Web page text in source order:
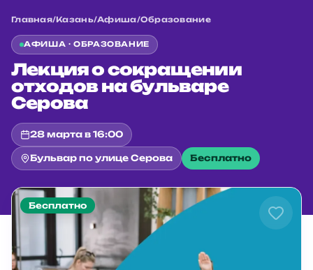
Главная/Казань/Афиша/Образование
АФИША ·ОБРАЗОВАНИЕ
Лекция о сокращении
отходов на бульваре
Серова
28 марта в 16:00
Бульвар по улице Серова Бесплатно
Главная
Афиша
Образование
Бесплатно